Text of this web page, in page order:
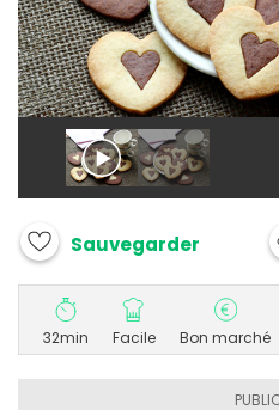
Sauvegarder
32min Facile Bon marché